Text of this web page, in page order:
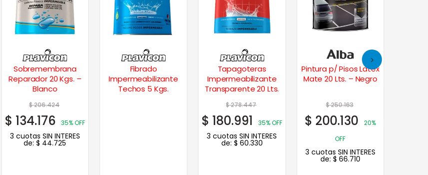
Sobremembrana
Reparador 20 Kgs. –
Blanco
$206.424
$ 134.176 35% OFF
3 cuotas SIN INTERES
de:$ 44.725
Fibrado
Impermeabilizante
Techos 5 Kgs.
Tapagoteras
Impermeabilizante
Transparente 20 Lts.
$278.447
$ 180.991 35% OFF
3 cuotas SIN INTERES
de: $ 60.330
Pintura p/ Pisos Latex
Mate 20 Lts. – Negro
$250.163
$ 200.130
20%
OFF
3 cuotas SIN INTERES
de: $ 66.710